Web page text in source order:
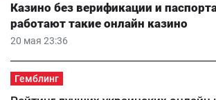
20 мая 23:36
Казино без верификации и
работают такие онлайн казино
Гемблинг